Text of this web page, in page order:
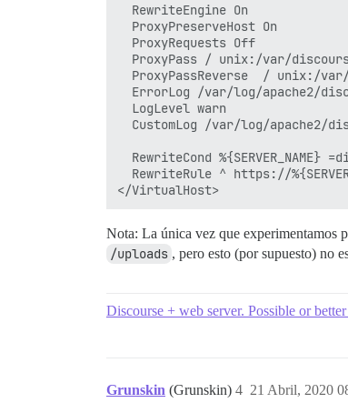
  RewriteEngine On
  ProxyPreserveHost On
  ProxyRequests Off
ProxyPass / unix:/var/
ProxyPassReverse  / unix:/
ErrorLog /var/log/apache2/
  LogLevel warn
CustomLog /var/log/apache2/
RewriteCond %{SERVER_NAME}
RewriteRule ^ https://
Nota: La única vez que experimentamos
/uploads , pero esto (por supuesto) no
Discourse + web server. Possible or
Grunskin (Grunskin) 21 Abril, 2020
4